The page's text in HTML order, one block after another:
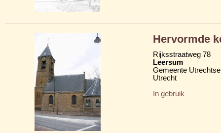
Hervormde
Rijksstraatweg 78
Leersum
Gemeente
Utrecht
In gebruik